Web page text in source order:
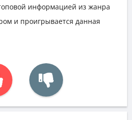
информацией из жанра
и проигрывается данная